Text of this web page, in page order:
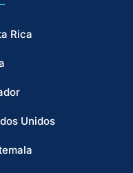
Rica
Unidos